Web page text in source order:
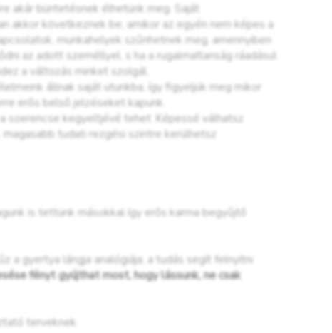
akár büntetésnek élhetünk meg. Saját
akkor következnek be, amikor az egyén nem képes a
munkahelyek szűnhetnek meg, amennyiben
az adott személlyel, s ha a rugalmatlanság ráadásul
a változás minket szolgál.
állnak saját utunkba, így figyeljük meg mikor
erős belső jelzéseket kapunk.
szerencse kegyeltjévé tehet. Képessé válhatsz
tudati rezgési szintre kerülhetsz
is tettünk másokkal így erős karma begyűjtő
a gyertya lángja analógiája, a tudás segít felnyitni
fényt gyújthat most, hogy lássunk, ne csak
terveknek.